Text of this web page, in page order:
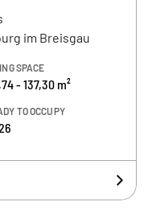
im Breisgau
SPACE
- 137,30 m²
TO OCCUPY